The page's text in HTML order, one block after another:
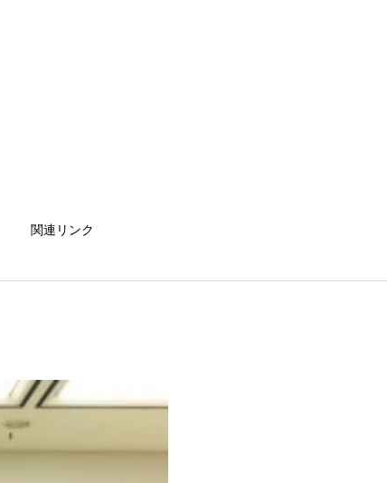
関連リンク